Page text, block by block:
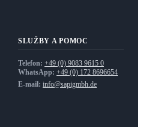
SLUŽBY A POMOC
Telefon: +49 (0) 9083 9615 0
WhatsApp: +49 (0) 172 8696654
E-mail: info@sapigmbh.de